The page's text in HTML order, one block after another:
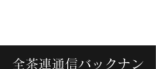
全茶連通信バックナン